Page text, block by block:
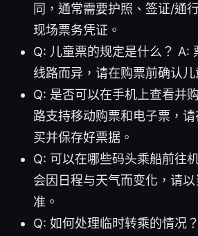
同，通常需要护照、签证/通
现场票务凭证。
Q: 儿童票的规定是什么？ A:
线路而异，请在购票前确认儿
Q: 是否可以在手机上查看并
路支持移动购票和电子票，
买并保存好票据。
Q: 可以在哪些码头乘船前往
会因日程与天气而变化，请
准。
Q: 如何处理临时转乘的情况